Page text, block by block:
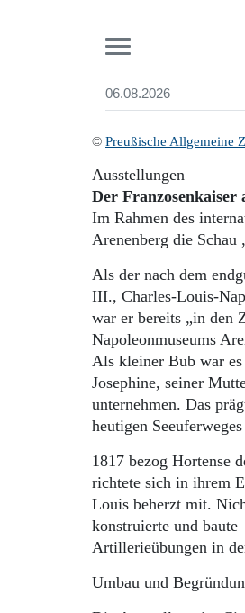
06.08.2026
Start
Aktuelle
Abonnenten-
Abonnent
Abo Prämien
Mediadaten
Suchen und
© Preußische Allgemeine
Ausstellungen
Der Franzosenkaiser
Im Rahmen des
Arenenberg die
Als der nach dem
III., Charles-Louis-
war er bereits „in den
Napoleonmuseums
Als kleiner Bub war
Josephine, seiner
unternehmen. Das
heutigen
1817 bezog Hortense
richtete sich in ihrem
Louis beherzt mit.
konstruierte und
Artillerieübungen in
Umbau und